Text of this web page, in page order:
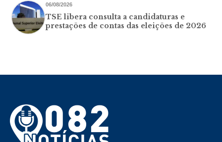
06/08/2026
TSE libera consulta a candidaturas e
prestações de contas das eleições de 2026